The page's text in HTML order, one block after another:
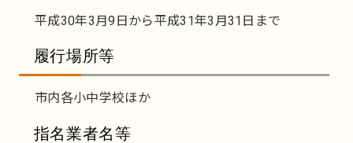
平成30年3月9日から平成31年3月31日まで
履行場所等
市内各小中学校ほか
指名業者名等